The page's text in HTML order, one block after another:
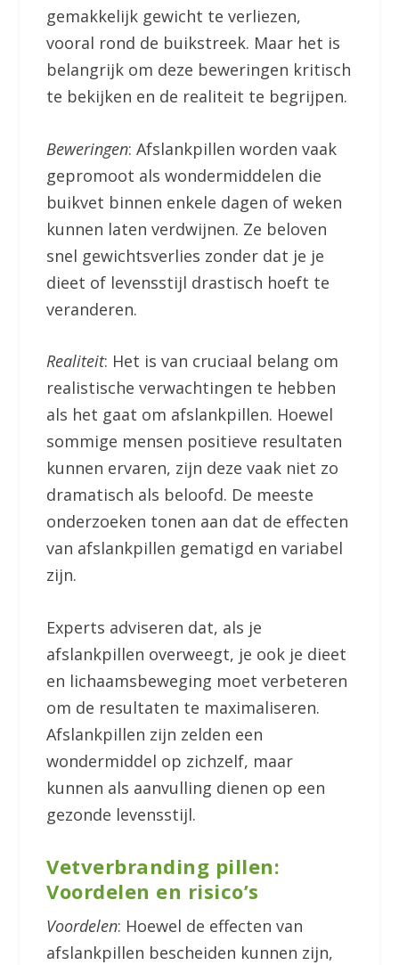
gemakkelijk gewicht te verliezen,
vooral rond de buikstreek. Maar het is
belangrijk om deze beweringen kritisch
te bekijken en de realiteit te begrijpen.
Beweringen: Afslankpillen worden vaak
gepromoot als wondermiddelen die
buikvet binnen enkele dagen of weken
kunnen laten verdwijnen. Ze beloven
snel gewichtsverlies zonder dat je je
dieet of levensstijl drastisch hoeft te
veranderen.
Realiteit: Het is van cruciaal belang om
realistische verwachtingen te hebben
als het gaat om afslankpillen. Hoewel
sommige mensen positieve resultaten
kunnen ervaren, zijn deze vaak niet zo
dramatisch als beloofd. De meeste
onderzoeken tonen aan dat de effecten
van afslankpillen gematigd en variabel
zijn.
Experts adviseren dat, als je
afslankpillen overweegt, je ook je dieet
en lichaamsbeweging moet verbeteren
om de resultaten te maximaliseren.
Afslankpillen zijn zelden een
wondermiddel op zichzelf, maar
kunnen als aanvulling dienen op een
gezonde levensstijl.
Vetverbranding pillen:
Voordelen en risico’s
Voordelen: Hoewel de effecten van
afslankpillen bescheiden kunnen zijn,